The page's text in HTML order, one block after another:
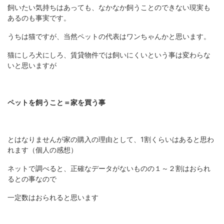
飼いたい気持ちはあっても、なかなか飼うことのできない現実も
あるのも事実です。
うちは猫ですが、当然ペットの代表はワンちゃんかと思います。
猫にしろ犬にしろ、賃貸物件では飼いにくいという事は変わらな
いと思いますが
ペットを飼うこと＝家を買う事
とはなりませんが家の購入の理由として、1割くらいはあると思わ
れます（個人の感想）
ネットで調べると、正確なデータがないものの１～２割はおられ
るとの事なので
一定数はおられると思います